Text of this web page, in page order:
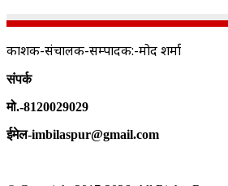
प्रकाशक-संचालक-सम्पादक:-प्रमोद शर्मा
संपर्क
मो.-8120029029
ईमेल-imbilaspur@gmail.com